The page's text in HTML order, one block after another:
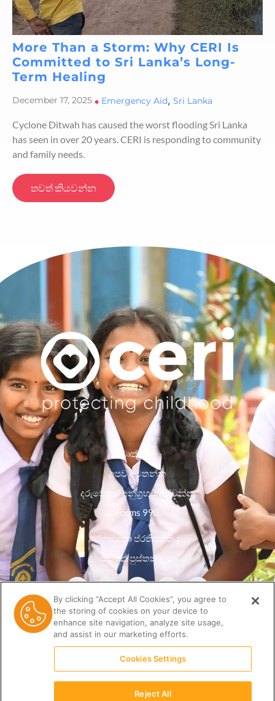
More Than a Storm: Why CERI Is
Committed to Sri Lanka’s Long-
Term Healing
December 17, 2025 • Emergency Aid, Sri Lanka
Cyclone Ditwah has caused the worst flooding Sri Lanka
has seen in over 20 years. CERI is responding to community
and family needs.
තවත් කියවන්න
වෘත්තීන්
අපව අමතන්න
දරුවෙකුට අනුග්‍රහය දක්වන්න
Forms 990
රහස්යතා ප්රතිපත්තිය
සම්පත් පුස්තකාලය
By clicking “Accept All Cookies”, you agree to
the storing of cookies on your device to
enhance site navigation, analyze site usage,
and assist in our marketing efforts.
Cookies Settings
Reject All